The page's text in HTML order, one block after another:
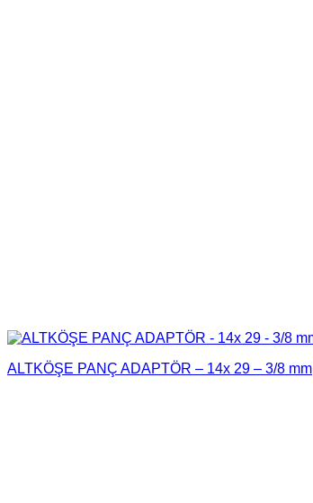
ALTKÖŞE PANÇ ADAPTÖR – 14x 29 – 3/8 mm